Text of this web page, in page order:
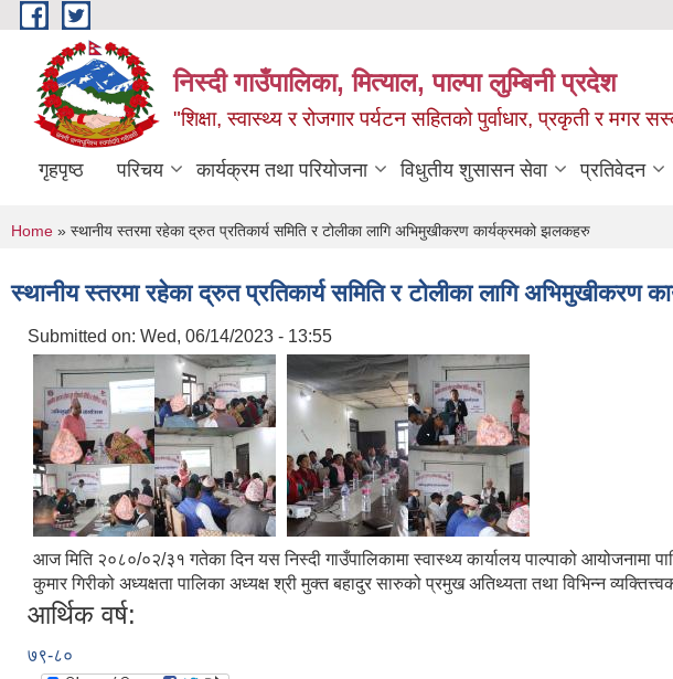
Skip to main content
निस्दी गाउँपालिका, मित्याल, पाल्पा लुम्बिनी प्रदेश
"शिक्षा, स्वास्थ्य र रोजगार पर्यटन सहितको पुर्वाधार, प्रकृती र मगर
गृहपृष्ठ परिचय कार्यक्रम तथा परियोजना विधुतीय शुसासन सेवा प्रतिवेदन
You are here
Home » स्थानीय स्तरमा रहेका द्रुत प्रतिकार्य समिति र टोलीका लागि अभिमुखीकरण कार्यक्रमको झलकहरु
स्थानीय स्तरमा रहेका द्रुत प्रतिकार्य समिति र टोलीका लागि अभिमुखीकरण
Submitted on: Wed, 06/14/2023 - 13:55
आज मिति २०८०/०२/३१ गतेका दिन यस निस्दी गाउँपालिकामा स्वास्थ्य कार्यालय पाल्पाको आयोजनामा
कुमार गिरीको अध्यक्षता पालिका अध्यक्ष श्री मुक्त बहादुर सारुको प्रमुख अतिथ्यता तथा विभिन्न
आर्थिक वर्ष:
७९-८०